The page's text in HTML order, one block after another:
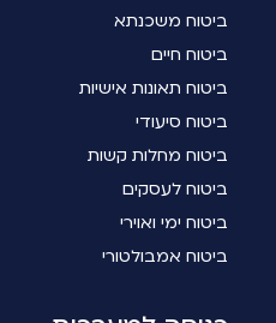
ביטוח משכנתא
ביטוח חיים
ביטוח תאונות אישיות
ביטוח סיעודי
ביטוח מחלות קשות
ביטוח לעסקים
ביטוח ימי ואוירי
ביטוח אמבולטורי